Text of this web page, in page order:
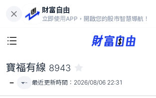
財富自由
立即使用APP，開啟您的股市智慧導航！
-
寶福有線 8943
- - 最近更新時間： 2026/08/06 22:31